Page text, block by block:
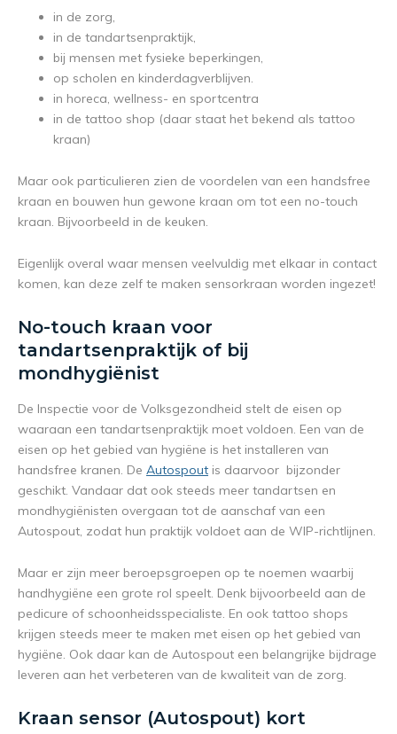
in de zorg,
in de tandartsenpraktijk,
bij mensen met fysieke beperkingen,
op scholen en kinderdagverblijven.
in horeca, wellness- en sportcentra
in de tattoo shop (daar staat het bekend als tattoo
kraan)
Maar ook particulieren zien de voordelen van een handsfree
kraan en bouwen hun gewone kraan om tot een no-touch
kraan. Bijvoorbeeld in de keuken.
Eigenlijk overal waar mensen veelvuldig met elkaar in contact
komen, kan deze zelf te maken sensorkraan worden ingezet!
No-touch kraan voor
tandartsenpraktijk of bij
mondhygiënist
De Inspectie voor de Volksgezondheid stelt de eisen op
waaraan een tandartsenpraktijk moet voldoen. Een van de
eisen op het gebied van hygiëne is het installeren van
handsfree kranen. De Autospout is daarvoor bijzonder
geschikt. Vandaar dat ook steeds meer tandartsen en
mondhygiënisten overgaan tot de aanschaf van een
Autospout, zodat hun praktijk voldoet aan de WIP-richtlijnen.
Maar er zijn meer beroepsgroepen op te noemen waarbij
handhygiëne een grote rol speelt. Denk bijvoorbeeld aan de
pedicure of schoonheidsspecialiste. En ook tattoo shops
krijgen steeds meer te maken met eisen op het gebied van
hygiëne. Ook daar kan de Autospout een belangrijke bijdrage
leveren aan het verbeteren van de kwaliteit van de zorg.
Kraan sensor (Autospout) kort